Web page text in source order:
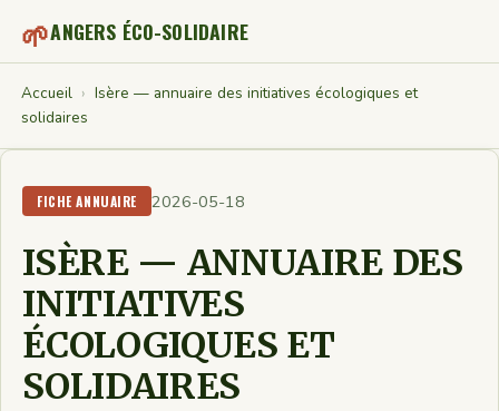
🌱ANGERS ÉCO-SOLIDAIRE
Accueil › Isère — annuaire des initiatives écologiques et
solidaires
FICHE ANNUAIRE 2026-05-18
ISÈRE — ANNUAIRE DES
INITIATIVES
ÉCOLOGIQUES ET
SOLIDAIRES